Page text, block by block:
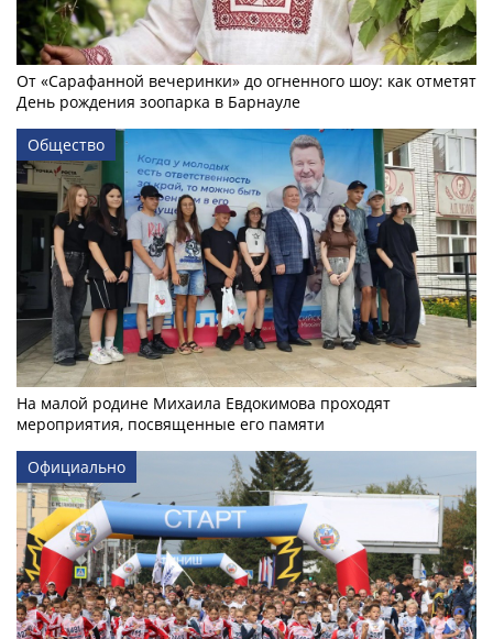
От «Сарафанной вечеринки» до огненного шоу: как отметят
День рождения зоопарка в Барнауле
Общество
На малой родине Михаила Евдокимова проходят
мероприятия, посвященные его памяти
Официально